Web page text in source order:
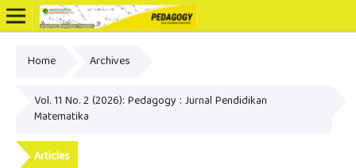
Home Archives
Vol. 11 No. 2 (2026): Pedagogy : Jurnal Pendidikan
Matematika
Articles